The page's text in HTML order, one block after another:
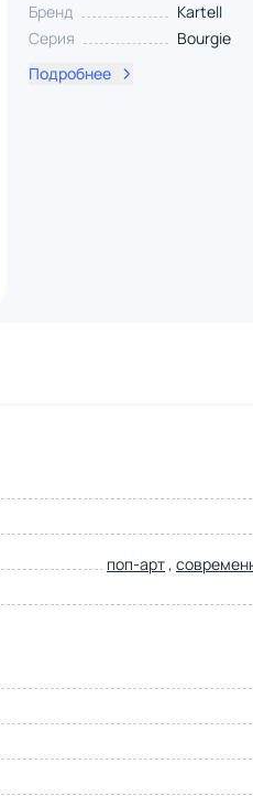
Бренд
Kartell
Серия
Bourgie
Подробнее
поп-арт,